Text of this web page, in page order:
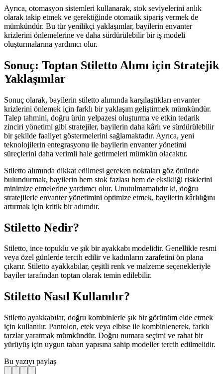
Ayrıca, otomasyon sistemleri kullanarak, stok seviyelerini anlık
olarak takip etmek ve gerektiğinde otomatik sipariş vermek de
mümkündür. Bu tür yenilikçi yaklaşımlar, bayilerin envanter
krizlerini önlemelerine ve daha sürdürülebilir bir iş modeli
oluşturmalarına yardımcı olur.
Sonuç: Toptan Stiletto Alımı için Stratejik
Yaklaşımlar
Sonuç olarak, bayilerin stiletto alımında karşılaştıkları envanter
krizlerini önlemek için farklı bir yaklaşım geliştirmek mümkündür.
Talep tahmini, doğru ürün yelpazesi oluşturma ve etkin tedarik
zinciri yönetimi gibi stratejiler, bayilerin daha kârlı ve sürdürülebilir
bir şekilde faaliyet göstermelerini sağlamaktadır. Ayrıca, yeni
teknolojilerin entegrasyonu ile bayilerin envanter yönetimi
süreçlerini daha verimli hale getirmeleri mümkün olacaktır.
Stiletto alımında dikkat edilmesi gereken noktaları göz önünde
bulundurmak, bayilerin hem stok fazlası hem de eksikliği risklerini
minimize etmelerine yardımcı olur. Unutulmamalıdır ki, doğru
stratejilerle envanter yönetimini optimize etmek, bayilerin kârlılığını
artırmak için kritik bir adımdır.
Stiletto Nedir?
Stiletto, ince topuklu ve şık bir ayakkabı modelidir. Genellikle resmi
veya özel günlerde tercih edilir ve kadınların zarafetini ön plana
çıkarır. Stiletto ayakkabılar, çeşitli renk ve malzeme seçenekleriyle
bayiler tarafından toptan olarak temin edilebilir.
Stiletto Nasıl Kullanılır?
Stiletto ayakkabılar, doğru kombinlerle şık bir görünüm elde etmek
için kullanılır. Pantolon, etek veya elbise ile kombinlenerek, farklı
tarzlar yaratmak mümkündür. Doğru numara seçimi ve rahat bir
yürüyüş için uygun taban yapısına sahip modeller tercih edilmelidir.
Bu yazıyı paylaş